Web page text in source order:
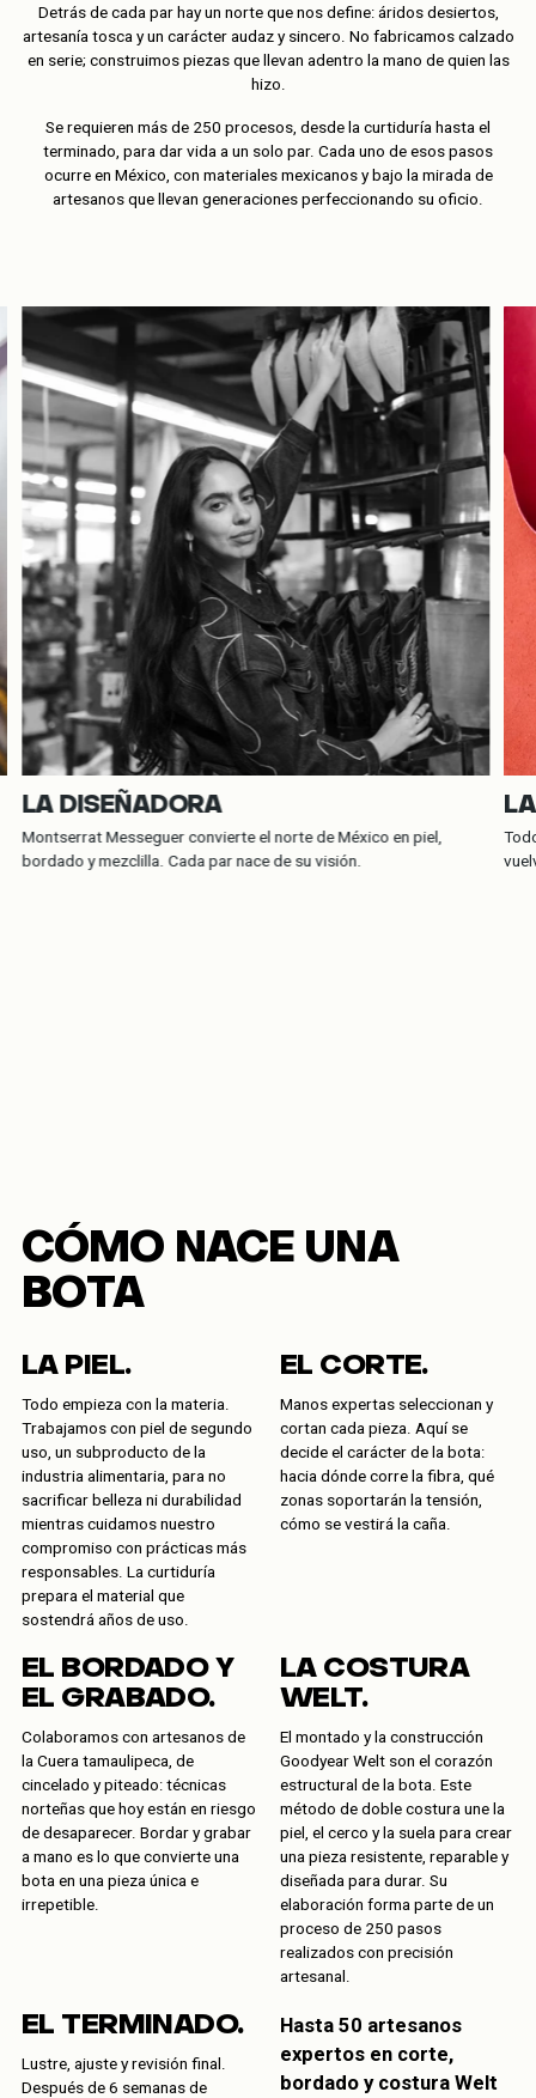
Detrás de cada par hay un norte que nos define: áridos desiertos,
artesanía tosca y un carácter audaz y sincero. No fabricamos calzado
en serie; construimos piezas que llevan adentro la mano de quien las
hizo.
Se requieren más de 250 procesos, desde la curtiduría hasta el
terminado, para dar vida a un solo par. Cada uno de esos pasos
ocurre en México, con materiales mexicanos y bajo la mirada de
artesanos que llevan generaciones perfeccionando su oficio.
LA DISEÑADORA
Montserrat Messeguer convierte el norte de México en piel,
bordado y mezclilla. Cada par nace de su visión.
CÓMO NACE UNA
BOTA
LA PIEL.
Todo empieza con la materia.
Trabajamos con piel de segundo
uso, un subproducto de la
industria alimentaria, para no
sacrificar belleza ni durabilidad
mientras cuidamos nuestro
compromiso con prácticas más
responsables. La curtiduría
prepara el material que
sostendrá años de uso.
EL CORTE.
Manos expertas seleccionan y
cortan cada pieza. Aquí se
decide el carácter de la bota:
hacia dónde corre la fibra, qué
zonas soportarán la tensión,
cómo se vestirá la caña.
EL BORDADO Y
EL GRABADO.
Colaboramos con artesanos de
la Cuera tamaulipeca, de
cincelado y piteado: técnicas
norteñas que hoy están en riesgo
de desaparecer. Bordar y grabar
a mano es lo que convierte una
bota en una pieza única e
irrepetible.
LA COSTURA
WELT.
El montado y la construcción
Goodyear Welt son el corazón
estructural de la bota. Este
método de doble costura une la
piel, el cerco y la suela para crear
una pieza resistente, reparable y
diseñada para durar. Su
elaboración forma parte de un
proceso de 250 pasos
realizados con precisión
artesanal.
EL TERMINADO.
Lustre, ajuste y revisión final.
Después de 6 semanas de
Hasta 50 artesanos
expertos en corte,
bordado y costura Welt